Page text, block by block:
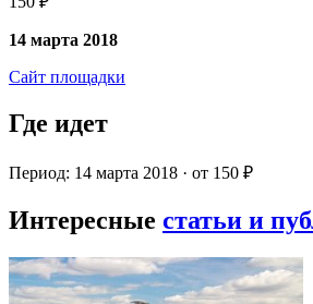
14 марта 2018
Сайт площадки
Где идет
Период: 14 марта 2018 · от 150 ₽
Интересные статьи и